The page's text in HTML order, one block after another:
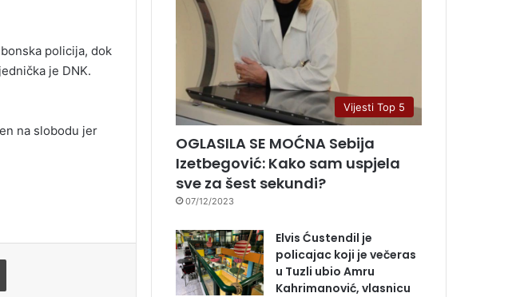
policija, dok
je DNK.
na slobodu jer
Print
Vijesti Top 5
OGLASILA SE MOĆNA Sebija
Izetbegović: Kako sam uspjela
sve za šest sekundi?
07/12/2023
Elvis Ćustendil je
policajac koji je večeras
u Tuzli ubio Amru
Kahrimanović, vlasnicu